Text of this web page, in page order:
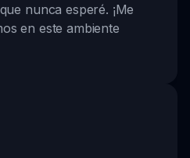
nunca esperé. ¡Me
en este ambiente